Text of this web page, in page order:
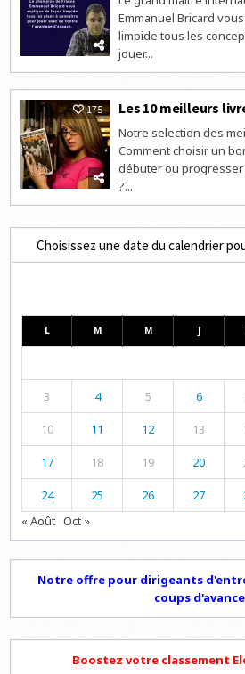
Emmanuel Bricard
limpide tous les
jouer...
175 Les 10 meilleurs
Notre selection des
Comment choisir un
débuter ou
?...
Choisissez une date du calendrier
L M M J
3 4 5 6
10 11 12 13
17 18 19 20
24 25 26 27
« Août Oct »
Notre offre pour dirigeants
coups d'avance
Boostez votre classement